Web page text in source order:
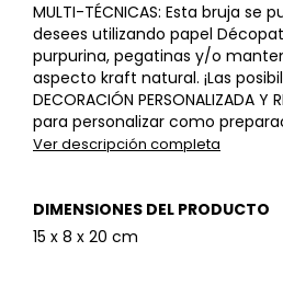
MULTI-TÉCNICAS: Esta bruja se
desees utilizando papel
purpurina, pegatinas y/o
aspecto kraft natural. ¡Las
DECORACIÓN PERSONALIZADA Y
para personalizar como
Ver descripción completa
DIMENSIONES DEL PRODUCTO
15 x 8 x 20 cm